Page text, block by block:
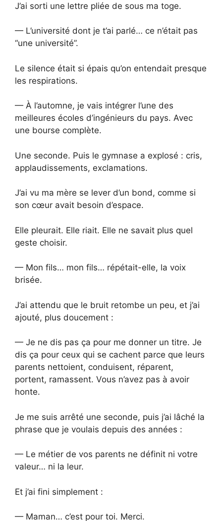
J’ai sorti une lettre pliée de sous ma toge.
— L’université dont je t’ai parlé… ce n’était pas
“une université”.
Le silence était si épais qu’on entendait presque
les respirations.
— À l’automne, je vais intégrer l’une des
meilleures écoles d’ingénieurs du pays. Avec
une bourse complète.
Une seconde. Puis le gymnase a explosé : cris,
applaudissements, exclamations.
J’ai vu ma mère se lever d’un bond, comme si
son cœur avait besoin d’espace.
Elle pleurait. Elle riait. Elle ne savait plus quel
geste choisir.
— Mon fils… mon fils… répétait-elle, la voix
brisée.
J’ai attendu que le bruit retombe un peu, et j’ai
ajouté, plus doucement :
— Je ne dis pas ça pour me donner un titre. Je
dis ça pour ceux qui se cachent parce que leurs
parents nettoient, conduisent, réparent,
portent, ramassent. Vous n’avez pas à avoir
honte.
Je me suis arrêté une seconde, puis j’ai lâché la
phrase que je voulais depuis des années :
— Le métier de vos parents ne définit ni votre
valeur… ni la leur.
Et j’ai fini simplement :
— Maman… c’est pour toi. Merci.